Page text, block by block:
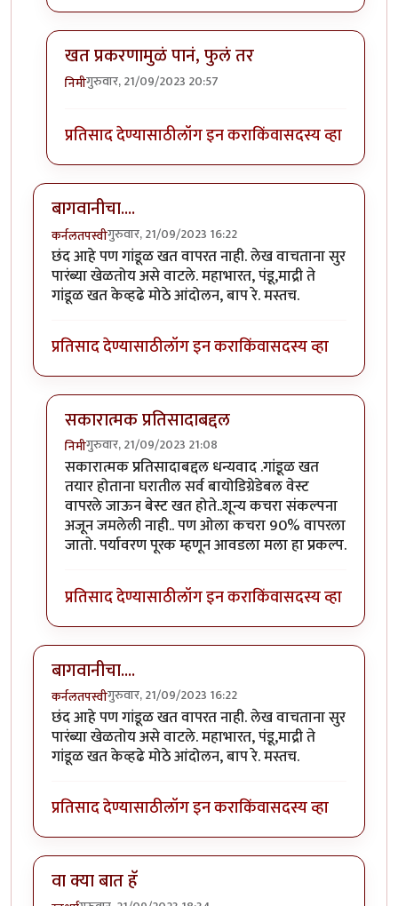
खत प्रकरणामुळं पानं, फुलं तर
निमीगुरुवार, 21/09/2023 20:57
प्रतिसाद देण्यासाठीलॉग इन कराकिंवासदस्य व्हा
बागवानीचा....
कर्नलतपस्वीगुरुवार, 21/09/2023 16:22
छंद आहे पण गांडूळ खत वापरत नाही. लेख वाचताना सुर
पारंब्या खेळतोय असे वाटले. महाभारत, पंडू,माद्री ते
गांडूळ खत केव्हढे मोठे आंदोलन, बाप रे. मस्तच.
प्रतिसाद देण्यासाठीलॉग इन कराकिंवासदस्य व्हा
सकारात्मक प्रतिसादाबद्दल
निमीगुरुवार, 21/09/2023 21:08
In reply toबागवानीचा....byकर्नलतपस्वी
सकारात्मक प्रतिसादाबद्दल धन्यवाद .गांडूळ खत
तयार होताना घरातील सर्व बायोडिग्रेडेबल वेस्ट
वापरले जाऊन बेस्ट खत होते..शून्य कचरा संकल्पना
अजून जमलेली नाही.. पण ओला कचरा 90% वापरला
जातो. पर्यावरण पूरक म्हणून आवडला मला हा प्रकल्प.
प्रतिसाद देण्यासाठीलॉग इन कराकिंवासदस्य व्हा
बागवानीचा....
कर्नलतपस्वीगुरुवार, 21/09/2023 16:22
छंद आहे पण गांडूळ खत वापरत नाही. लेख वाचताना सुर
पारंब्या खेळतोय असे वाटले. महाभारत, पंडू,माद्री ते
गांडूळ खत केव्हढे मोठे आंदोलन, बाप रे. मस्तच.
प्रतिसाद देण्यासाठीलॉग इन कराकिंवासदस्य व्हा
वा क्या बात हॅ